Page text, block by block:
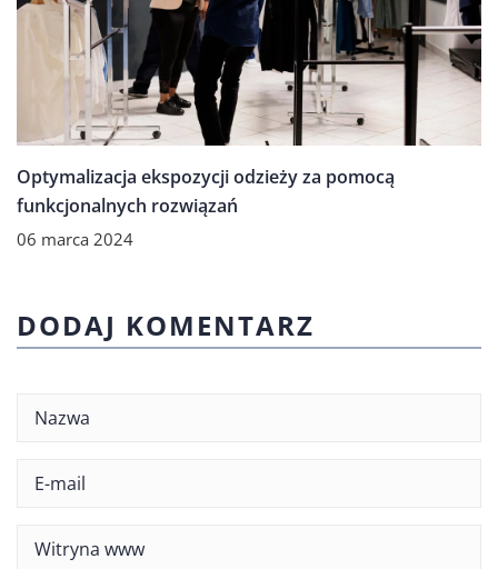
Optymalizacja ekspozycji odzieży za pomocą
funkcjonalnych rozwiązań
06 marca 2024
DODAJ KOMENTARZ